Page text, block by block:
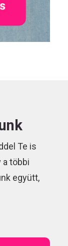
Te is
a többi
együtt,